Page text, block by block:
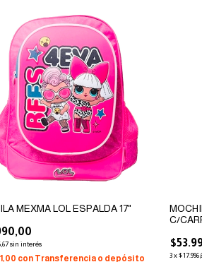
MEXMA LOL ESPALDA 17"
sin interés
con Transferencia o depósito
C/
3x